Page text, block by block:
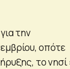
την
οπότε
το νησί